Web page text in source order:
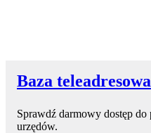
Baza teleadresowa
Sprawdź darmowy dostęp do
urzędów.